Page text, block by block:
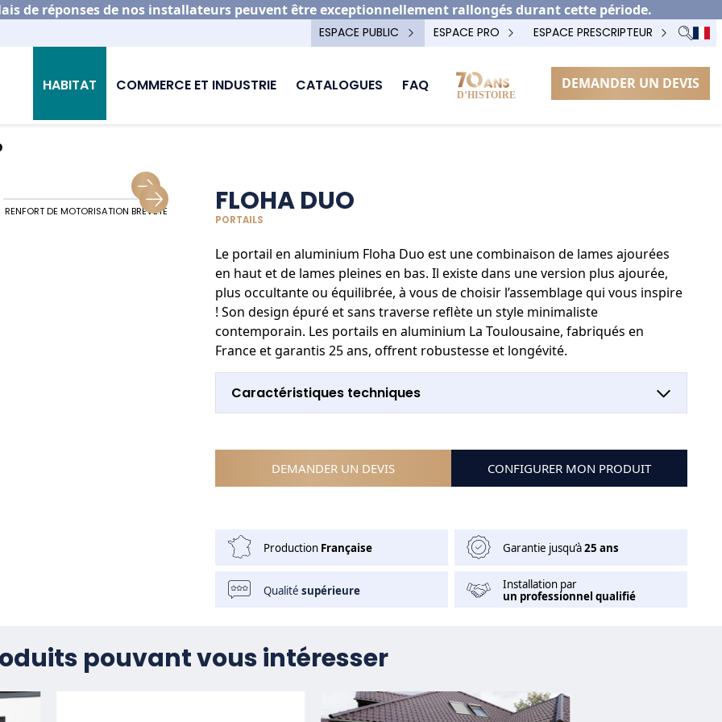
de réponses de nos installateurs peuvent être exceptionnellement rallongés durant cette période.
ESPACE PUBLIC ESPACE PRO ESPACE PRESCRIPTEUR
HABITAT COMMERCE ET INDUSTRIE CATALOGUES FAQ DEMANDER UN DEVIS
RENFORT DE MOTORISATION BREVETÉ ALIGNEMENT PORTAIL ET CLÔTURES
FLOHA DUO
PORTAILS
Le portail en aluminium Floha Duo est une combinaison de lames ajourées
en haut et de lames pleines en bas. Il existe dans une version plus ajourée,
plus occultante ou équilibrée, à vous de choisir l’assemblage qui vous inspire
! Son design épuré et sans traverse reflète un style minimaliste
contemporain. Les portails en aluminium La Toulousaine, fabriqués en
France et garantis 25 ans, offrent robustesse et longévité.
Caractéristiques techniques
DEMANDER UN DEVIS CONFIGURER MON PRODUIT
Production Française Garantie jusqu’à25 ans
Qualitésupérieure
Installation par
un professionnel qualifié
pouvant vous intéresser